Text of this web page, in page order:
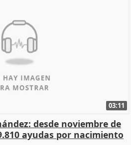
03:11
desde noviembre de
ayudas por nacimiento